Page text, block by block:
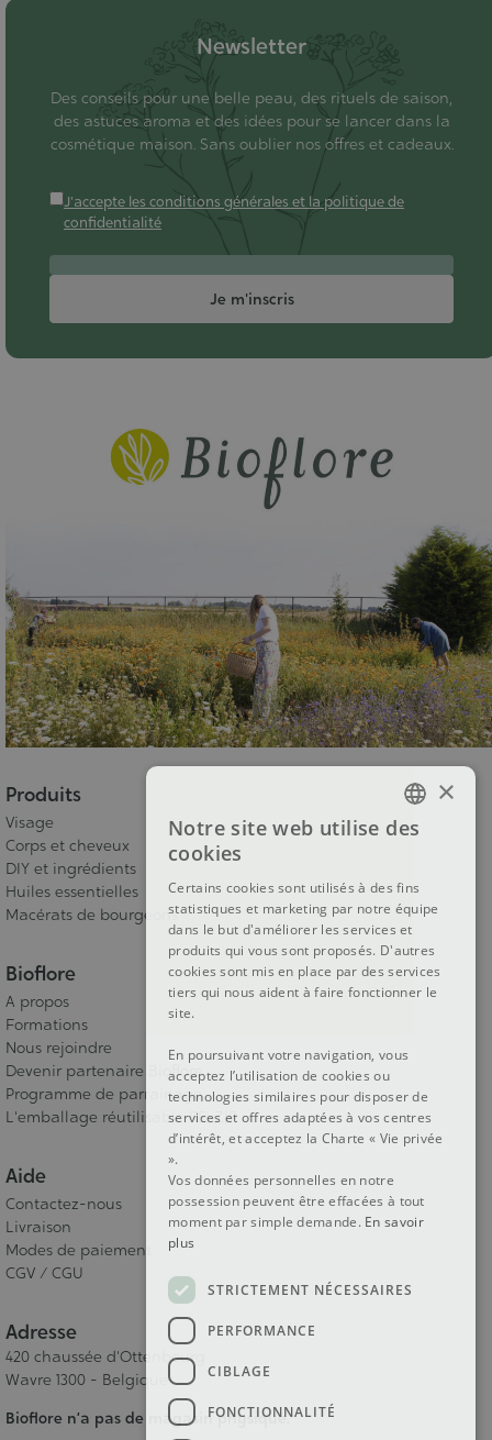
Produits
Visage
Corps et cheveux
DIY et ingrédients
Huiles essentielles
Macérats de bourgeons
Bioflore
A propos
Formations
Nous rejoindre
Devenir partenaire Bioflore
Programme de parrainage
L'emballage réutilisable RE-ZIP
Aide
Contactez-nous
Livraison
Modes de paiement
CGV / CGU
Adresse
420 chaussée d'Ottenbourg
Wavre 1300 - Belgique
Bioflore n’a pas de magasin physique.
Newsletter
Des conseils pour une belle peau, des rituels de saison,
des astuces aroma et des idées pour se lancer dans la
cosmétique maison. Sans oublier nos offres et cadeaux.
J'accepte les conditions générales et la politique de
confidentialité
Je m'inscris
FRENCH
ENGLISH
×
Notre site web utilise des
cookies
Certains cookies sont utilisés à des fins
statistiques et marketing par notre équipe
dans le but d'améliorer les services et
produits qui vous sont proposés. D'autres
cookies sont mis en place par des services
tiers qui nous aident à faire fonctionner le
site.
En poursuivant votre navigation, vous
acceptez l’utilisation de cookies ou
technologies similaires pour disposer de
services et offres adaptées à vos centres
d’intérêt, et acceptez la Charte « Vie privée
».
Vos données personnelles en notre
possession peuvent être effacées à tout
moment par simple demande. En savoir
plus
STRICTEMENT NÉCESSAIRES
PERFORMANCE
CIBLAGE
FONCTIONNALITÉ